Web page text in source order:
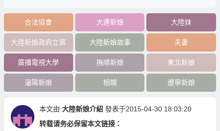
合法協會 大連新娘 大陸妹
大陸新娘政府立案 大陸新娘故事 夫妻
廣播電視大學 撫順新娘 東北新娘
瀋陽新娘 相親 遼寧新娘
本文由 大陸新娘介紹 發表于2015-04-30 18:03:20
转载请务必保留本文链接：